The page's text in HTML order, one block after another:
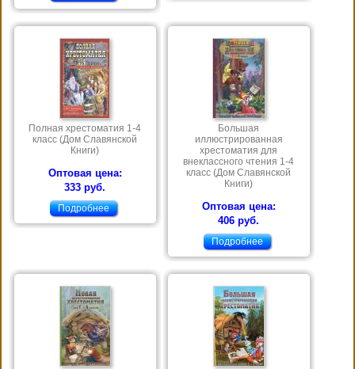
Полная хрестоматия 1-4
класс (Дом Славянской
Книги)
Оптовая цена:
333 руб.
Подробнее
Большая
иллюстрированная
хрестоматия для
внеклассного чтения 1-4
класс (Дом Славянской
Книги)
Оптовая цена:
406 руб.
Подробнее